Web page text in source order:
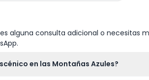
alguna consulta adicional o necesitas
en las Montañas Azules?